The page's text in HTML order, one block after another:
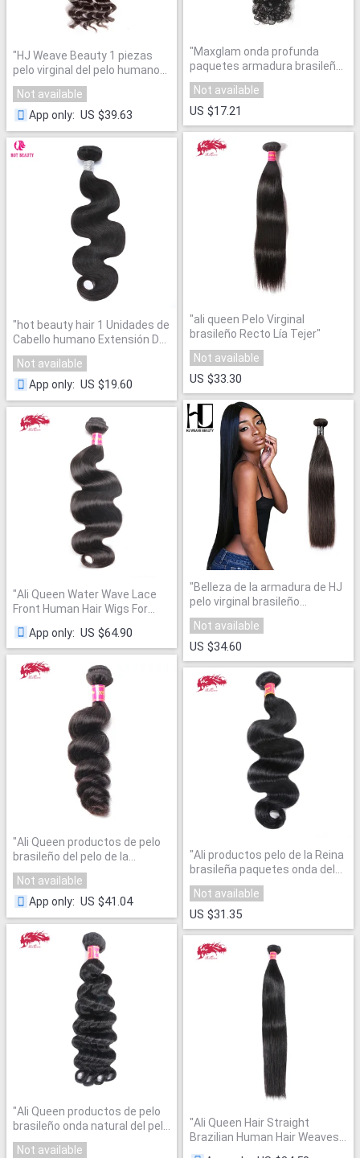
"HJ Weave Beauty 1 piezas
pelo virginal del pelo humano
paquetes brasileños de la
armadura del pelo onda
Natural Color Natural del envío
Not available
App only: US $39.63
"hot beauty hair 1 Unidades de
Cabello humano Extensión Del
Pelo"
Not available
App only: US $19.60
"Ali Queen Water Wave Lace
Front Human Hair Wigs For
Women 13x6 13X4 4X4 Lace
Wigs With Pre Plucked Hairline
Brazilian Remy Hair"
App only: US $64.90
"Ali Queen productos de pelo
brasileño del pelo de la
armadura bundles suelta la
onda del pelo humano que teje
extensiones 1 unids color
natural del pelo virginal"
Not available
App only: US $41.04
"Ali Queen productos de pelo
brasileño onda natural del pelo
bundles 100% Remy armadura
del pelo humano color natural
Not available
"Maxglam onda profunda
paquetes armadura brasileña
del pelo humano de Remy del
color natural Extensiones de
pelo 1 unid envío libre
Not available
US $17.21
"ali queen Pelo Virginal
brasileño Recto Lía Tejer"
Not available
US $33.30
"Belleza de la armadura de HJ
pelo virginal brasileño
paquetes armadura del pelo
recto pelo humano Lía Color
Natural extensión del pelo del
envío libre"
Not available
US $34.60
"Ali productos pelo de la Reina
brasileña paquetes onda del
cuerpo 100% Remy armadura
del pelo humano color natural
10 "-28 "envío libre
Not available
US $31.35
"Ali Queen Hair Straight
Brazilian Human Hair Weaves
Bundles 1/3/4 Pcs Remy Hair